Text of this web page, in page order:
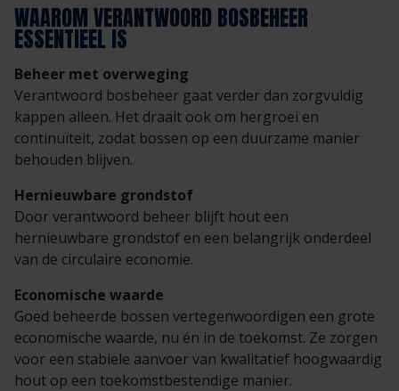
WAAROM VERANTWOORD BOSBEHEER
ESSENTIEEL IS
Beheer met overweging
Verantwoord bosbeheer gaat verder dan zorgvuldig
kappen alleen. Het draait ook om hergroei en
continuïteit, zodat bossen op een duurzame manier
behouden blijven.
Hernieuwbare grondstof
Door verantwoord beheer blijft hout een
hernieuwbare grondstof en een belangrijk onderdeel
van de circulaire economie.
Economische waarde
Goed beheerde bossen vertegenwoordigen een grote
economische waarde, nu én in de toekomst. Ze zorgen
voor een stabiele aanvoer van kwalitatief hoogwaardig
hout op een toekomstbestendige manier.